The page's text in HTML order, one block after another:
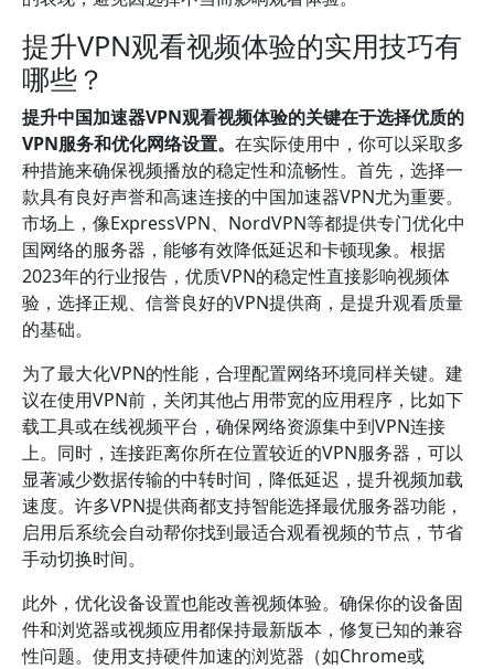
提升VPN观看视频体验的实用技巧有
哪些？
提升中国加速器VPN观看视频体验的关键在于选择优质的
VPN服务和优化网络设置。 在实际使用中，你可以采取多
种措施来确保视频播放的稳定性和流畅性。首先，选择一
款具有良好声誉和高速连接的中国加速器VPN尤为重要。
市场上，像ExpressVPN、NordVPN等都提供专门优化中
国网络的服务器，能够有效降低延迟和卡顿现象。根据
2023年的行业报告，优质VPN的稳定性直接影响视频体
验，选择正规、信誉良好的VPN提供商，是提升观看质量
的基础。
为了最大化VPN的性能，合理配置网络环境同样关键。建
议在使用VPN前，关闭其他占用带宽的应用程序，比如下
载工具或在线视频平台，确保网络资源集中到VPN连接
上。同时，连接距离你所在位置较近的VPN服务器，可以
显著减少数据传输的中转时间，降低延迟，提升视频加载
速度。许多VPN提供商都支持智能选择最优服务器功能，
启用后系统会自动帮你找到最适合观看视频的节点，节省
手动切换时间。
此外，优化设备设置也能改善视频体验。确保你的设备固
件和浏览器或视频应用都保持最新版本，修复已知的兼容
性问题。使用支持硬件加速的浏览器（如Chrome或